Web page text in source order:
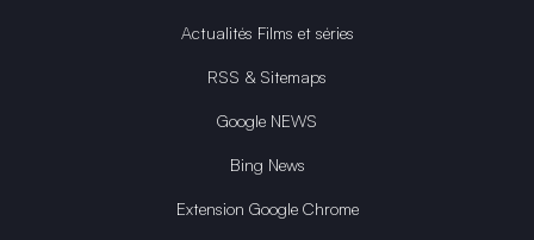
Actualités Films et séries
RSS & Sitemaps
Google NEWS
Bing News
Extension Google Chrome